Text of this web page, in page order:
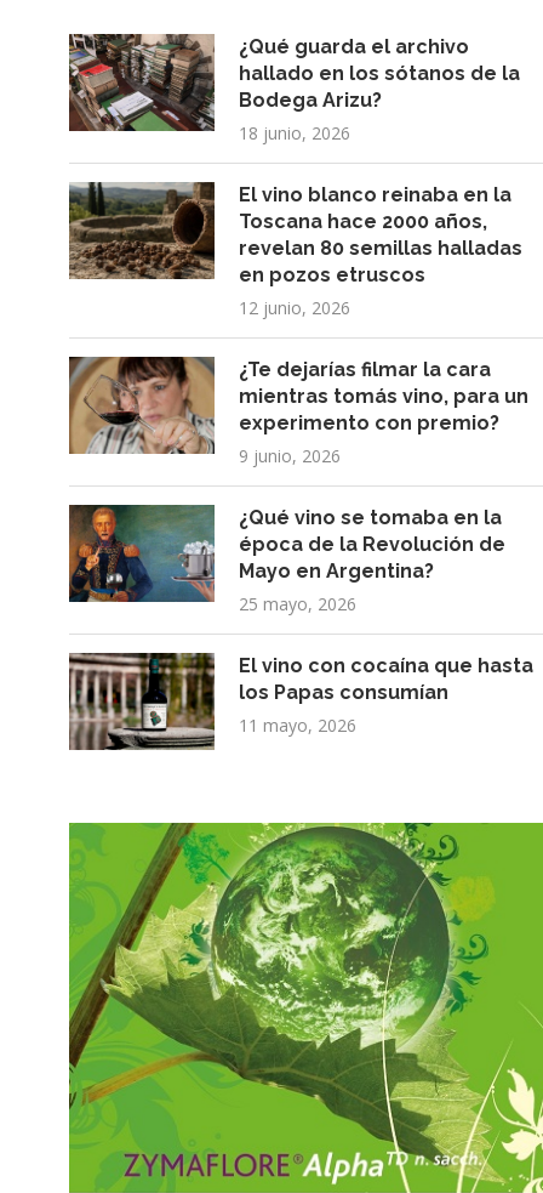
¿Qué guarda el archivo
hallado en los sótanos de la
Bodega Arizu?
18 junio, 2026
El vino blanco reinaba en la
Toscana hace 2000 años,
revelan 80 semillas halladas
en pozos etruscos
12 junio, 2026
¿Te dejarías filmar la cara
mientras tomás vino, para un
experimento con premio?
9 junio, 2026
¿Qué vino se tomaba en la
época de la Revolución de
Mayo en Argentina?
25 mayo, 2026
El vino con cocaína que hasta
los Papas consumían
11 mayo, 2026